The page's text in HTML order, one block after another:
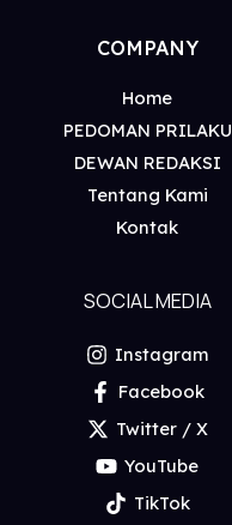
COMPANY
Home
PEDOMAN PRILAKU
DEWAN REDAKSI
Tentang Kami
Kontak
SOCIAL MEDIA
Instagram
Facebook
Twitter / X
YouTube
TikTok